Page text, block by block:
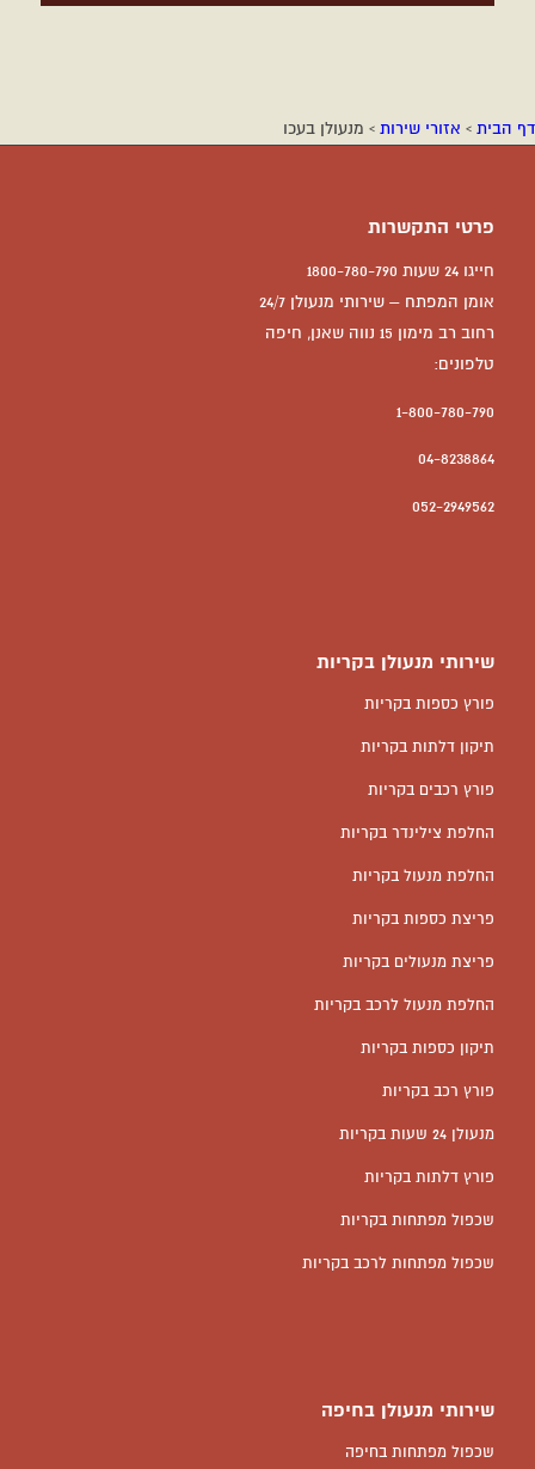
דף הבית › אזורי שירות › מנעולן בעכו
פרטי התקשרות
חייגו 24 שעות 1800-780-790
אומן המפתח – שירותי מנעולן 24/7
רחוב רב מימון 15 נווה שאנן, חיפה
טלפונים:
1-800-780-790
04-8238864
052-2949562
שירותי מנעולן בקריות
פורץ כספות בקריות
תיקון דלתות בקריות
פורץ רכבים בקריות
החלפת צילינדר בקריות
החלפת מנעול בקריות
פריצת כספות בקריות
פריצת מנעולים בקריות
החלפת מנעול לרכב בקריות
תיקון כספות בקריות
פורץ רכב בקריות
מנעולן 24 שעות בקריות
פורץ דלתות בקריות
שכפול מפתחות בקריות
שכפול מפתחות לרכב בקריות
שירותי מנעולן בחיפה
שכפול מפתחות בחיפה